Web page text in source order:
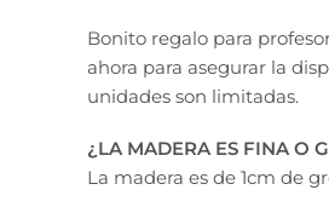
Bonito regalo para
ahora para asegurar la
unidades son limitadas.
¿LA MADERA ES FINA O
La madera es de 1cm de